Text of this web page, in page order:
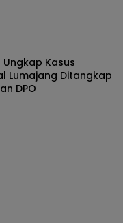
Kasus
Lumajang Ditangkap
DPO